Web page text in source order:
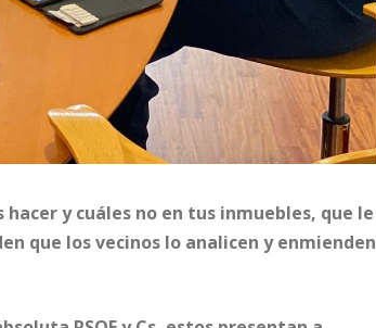
y cuáles no en tus inmuebles, que le
que los vecinos lo analicen y enmienden